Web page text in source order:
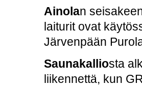
Ainolan
laiturit ovat
Järvenpään
Saunakalliosta
liikennettä, kun